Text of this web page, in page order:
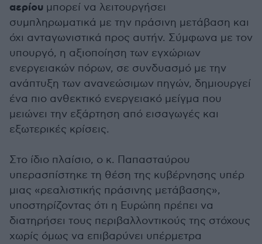
αερίου μπορεί να λειτουργήσει
συμπληρωματικά με την πράσινη μετάβαση και
όχι ανταγωνιστικά προς αυτήν. Σύμφωνα με τον
υπουργό, η αξιοποίηση των εγχώριων
ενεργειακών πόρων, σε συνδυασμό με την
ανάπτυξη των ανανεώσιμων πηγών, δημιουργεί
ένα πιο ανθεκτικό ενεργειακό μείγμα που
μειώνει την εξάρτηση από εισαγωγές και
εξωτερικές κρίσεις.
Στο ίδιο πλαίσιο, ο κ. Παπασταύρου
υπερασπίστηκε τη θέση της κυβέρνησης υπέρ
μιας «ρεαλιστικής πράσινης μετάβασης»,
υποστηρίζοντας ότι η Ευρώπη πρέπει να
διατηρήσει τους περιβαλλοντικούς της στόχους
χωρίς όμως να επιβαρύνει υπέρμετρα